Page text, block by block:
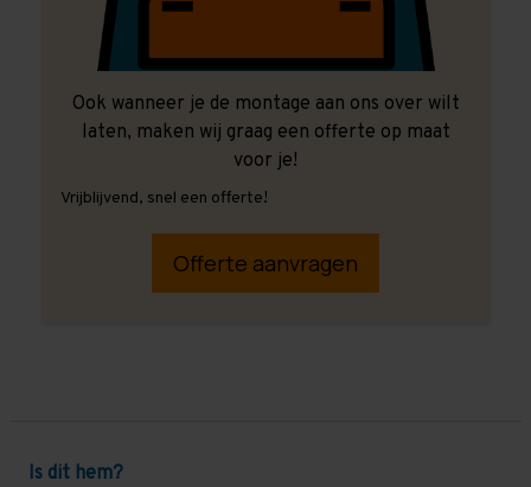
Ook wanneer je de montage aan ons over wilt
laten, maken wij graag een offerte op maat
voor je!
Vrijblijvend, snel een offerte!
Offerte aanvragen
Is dit hem?